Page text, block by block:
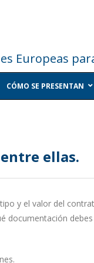
Europeas
CÓMO SE PRESENTAN
ellas.
y el valor del
documentación